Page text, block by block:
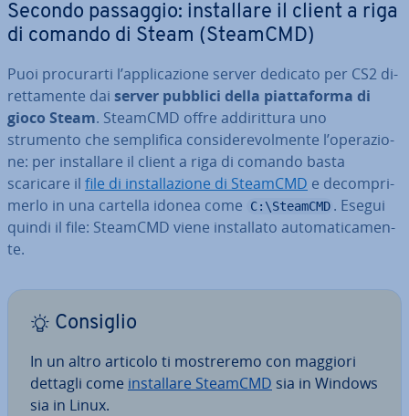
Secondo passaggio: in­stal­la­re il client a riga
di comando di Steam (SteamCMD)
Puoi pro­cu­rar­ti l’ap­pli­ca­zio­ne server dedicato per CS2 di­
ret­ta­men­te dai server pubblici della piat­ta­for­ma di
gioco Steam. SteamCMD offre ad­di­rit­tu­ra uno
strumento che sem­pli­fi­ca con­si­de­re­vol­men­te l’ope­ra­zio­
ne: per in­stal­la­re il client a riga di comando basta
scaricare il file di in­stal­la­zio­ne di SteamCMD e de­com­pri­
mer­lo in una cartella idonea come
C:\SteamCMD . Esegui
quindi il file: SteamCMD viene in­stal­la­to au­to­ma­ti­ca­men­
te.
Consiglio
In un altro articolo ti mo­stre­re­mo con maggiori
dettagli come in­stal­la­re SteamCMD sia in Windows
sia in Linux.